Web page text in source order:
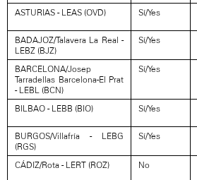
ASTURIAS - LEAS (OVD) Sí/Yes
BADAJOZ/Talavera La Real -
LEBZ (BJZ)
Sí/Yes
BARCELONA/Josep
Tarradellas Barcelona-El Prat
- LEBL (BCN)
Sí/Yes
BILBAO - LEBB (BIO) Sí/Yes
BURGOS/Villafría - LEBG
(RGS)
Sí/Yes
CÁDIZ/Rota - LERT (ROZ) No